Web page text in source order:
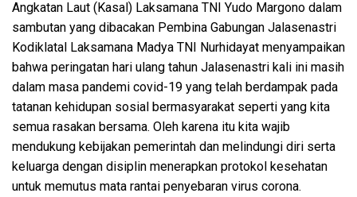
Angkatan Laut (Kasal) Laksamana TNI Yudo Margono dalam
sambutan yang dibacakan Pembina Gabungan Jalasenastri
Kodiklatal Laksamana Madya TNI Nurhidayat menyampaikan
bahwa peringatan hari ulang tahun Jalasenastri kali ini masih
dalam masa pandemi covid-19 yang telah berdampak pada
tatanan kehidupan sosial bermasyarakat seperti yang kita
semua rasakan bersama. Oleh karena itu kita wajib
mendukung kebijakan pemerintah dan melindungi diri serta
keluarga dengan disiplin menerapkan protokol kesehatan
untuk memutus mata rantai penyebaran virus corona.